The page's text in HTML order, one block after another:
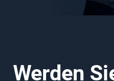
Werden